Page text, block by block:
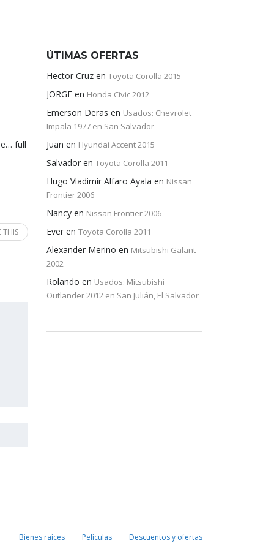
full
THIS
ÚTIMAS OFERTAS
Hector Cruz en Toyota Corolla 2015
JORGE en Honda Civic 2012
Emerson Deras en Usados: Chevrolet
Impala 1977 en San Salvador
Juan en Hyundai Accent 2015
Salvador en Toyota Corolla 2011
Hugo Vladimir Alfaro Ayala en Nissan
Frontier 2006
Nancy en Nissan Frontier 2006
Ever en Toyota Corolla 2011
Alexander Merino en Mitsubishi Galant
2002
Rolando en Usados: Mitsubishi
Outlander 2012 en San Julián, El Salvador
Bienes raíces Películas Descuentos y ofertas